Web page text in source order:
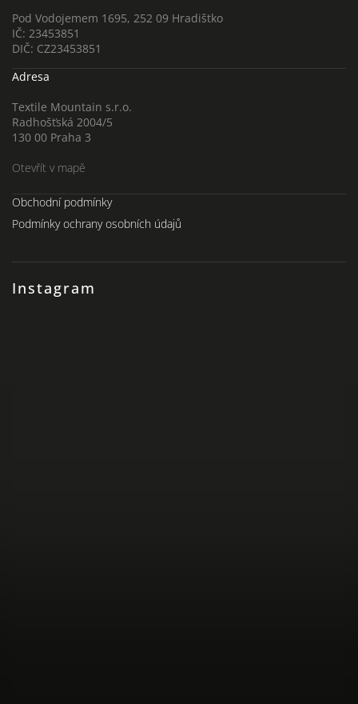
Pod Vodojemem 1695, 252 09 Hradištko
IČ: 23453851
DIČ: CZ23453851
Adresa
Textile Mountain s.r.o.
Radhošťská 2004/5
130 00 Praha 3
Otevřít v mapě
Instagram
Obchodní podmínky
Podmínky ochrany osobních údajů